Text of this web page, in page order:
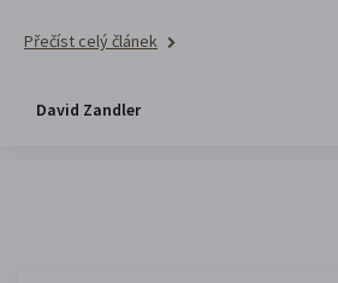
Přečíst celý článek
David Zandler